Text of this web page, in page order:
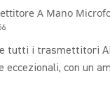
A Mano
tutti i trasmettitori
eccezionali, con un